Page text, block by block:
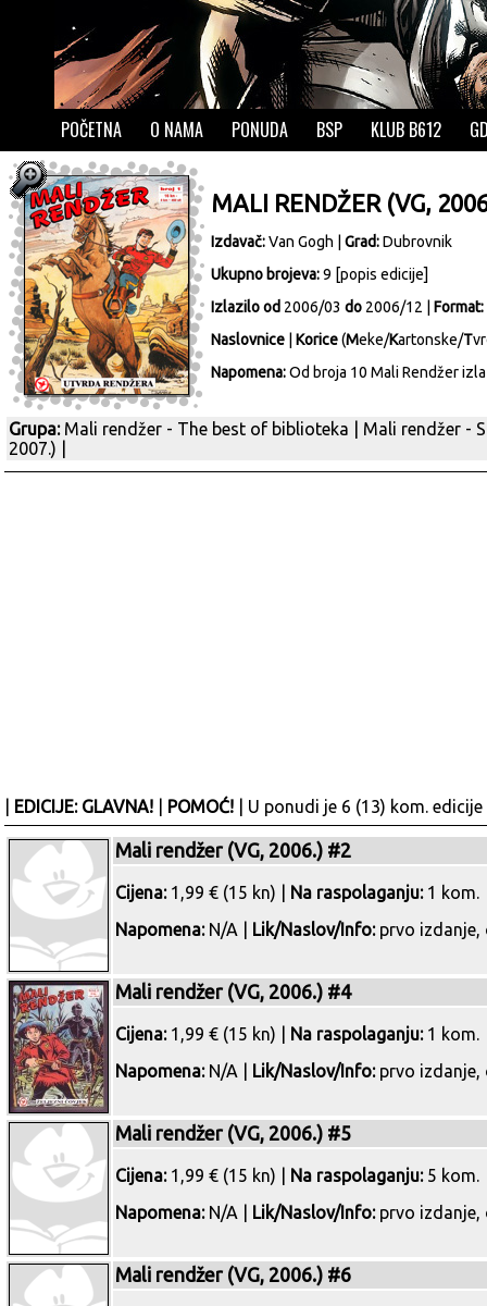
POČETNA O NAMA PONUDA BSP KLUB B612
MALI RENDŽER (VG,
Izdavač:Van Gogh Grad:Dubrovnik
Ukupno brojeva:9 [popis edicije]
Izlazilo od 2006/03 do 2006/12 | Format:
Naslovnice
Korice(Meke/Kartonske/T
Napomena:Od broja 10 Mali Rendžer
Grupa: Mali rendžer - The best of biblioteka
Mali rendžer -
2007.)
EDICIJE: GLAVNA! POMOĆ! | U ponudi je 6 (13) kom. edicije
Mali rendžer (VG, 2006.) #2
Cijena:1,99 € (15 kn) | Na raspolaganju:1 kom.
Napomena:N/A | Lik/Naslov/Info:prvo izdanje,
Mali rendžer (VG, 2006.) #4
Cijena:1,99 € (15 kn) | Na raspolaganju:1 kom.
Napomena:N/A | Lik/Naslov/Info:prvo izdanje,
Mali rendžer (VG, 2006.) #5
Cijena:1,99 € (15 kn) | Na raspolaganju:5 kom.
Napomena:N/A | Lik/Naslov/Info:prvo izdanje,
Mali rendžer (VG, 2006.) #6